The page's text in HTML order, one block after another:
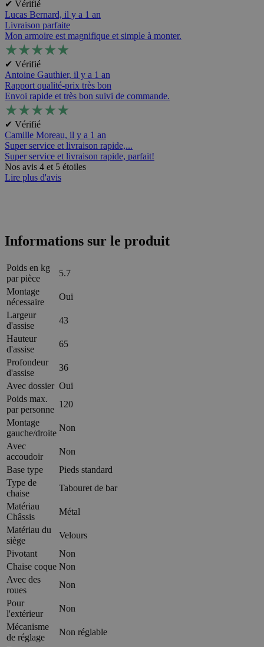
✔ Vérifié
Lucas Bernard, il y a 1 an
Livraison parfaite
Mon armoire est magnifique et simple à monter.
★★★★★
✔ Vérifié
Antoine Gauthier, il y a 1 an
Rapport qualité-prix très bon
Envoi rapide et très bon suivi de commande.
★★★★★
✔ Vérifié
Camille Moreau, il y a 1 an
Super service et livraison rapide,...
Super service et livraison rapide, parfait!
Nos avis 4 et 5 étoiles
Lire plus d'avis
Informations sur le produit
Poids en kg
par pièce
5.7
Montage
nécessaire
Oui
Largeur
d'assise
43
Hauteur
d'assise
65
Profondeur
d'assise
36
Avec dossier Oui
Poids max.
par personne
120
Montage
gauche/droite
Non
Avec
accoudoir
Non
Base type
Pieds standard
Type de
chaise
Tabouret de bar
Matériau
Châssis
Métal
Matériau du
siège
Velours
Pivotant
Non
Chaise coque Non
Avec des
roues
Non
Pour
l'extérieur
Non
Mécanisme
de réglage
Non réglable